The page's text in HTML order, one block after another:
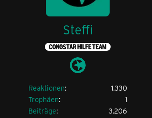
Steffi
CONGSTAR HILFE TEAM
Reaktionen
1.330
Trophäen
1
Beiträge
3.206